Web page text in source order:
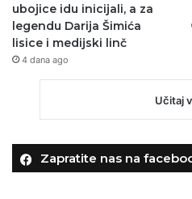
ubojice idu inicijali, a za
legendu Darija Šimića
lisice i medijski linč
4 dana ago
Učitaj
Zapratite nas na